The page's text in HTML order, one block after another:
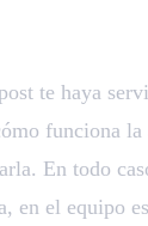
te haya
funciona la
En todo
en el equipo